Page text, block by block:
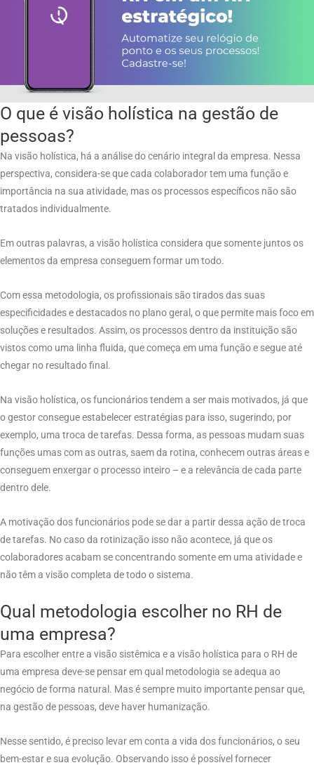
O que é visão holística na gestão de
pessoas?
Na visão holística, há a análise do cenário integral da empresa. Nessa
perspectiva, considera-se que cada colaborador tem uma função e
importância na sua atividade, mas os processos específicos não são
tratados individualmente.
Em outras palavras, a visão holística considera que somente juntos os
elementos da empresa conseguem formar um todo.
Com essa metodologia, os profissionais são tirados das suas
especificidades e destacados no plano geral, o que permite mais foco em
soluções e resultados. Assim, os processos dentro da instituição são
vistos como uma linha fluida, que começa em uma função e segue até
chegar no resultado final.
Na visão holística, os funcionários tendem a ser mais motivados, já que
o gestor consegue estabelecer estratégias para isso, sugerindo, por
exemplo, uma troca de tarefas. Dessa forma, as pessoas mudam suas
funções umas com as outras, saem da rotina, conhecem outras áreas e
conseguem enxergar o processo inteiro – e a relevância de cada parte
dentro dele.
A motivação dos funcionários pode se dar a partir dessa ação de troca
de tarefas. No caso da rotinização isso não acontece, já que os
colaboradores acabam se concentrando somente em uma atividade e
não têm a visão completa de todo o sistema.
Qual metodologia escolher no RH de
uma empresa?
Para escolher entre a visão sistêmica e a visão holística para o RH de
uma empresa deve-se pensar em qual metodologia se adequa ao
negócio de forma natural. Mas é sempre muito importante pensar que,
na gestão de pessoas, deve haver humanização.
Nesse sentido, é preciso levar em conta a vida dos funcionários, o seu
bem-estar e sua evolução. Observando isso é possível fornecer